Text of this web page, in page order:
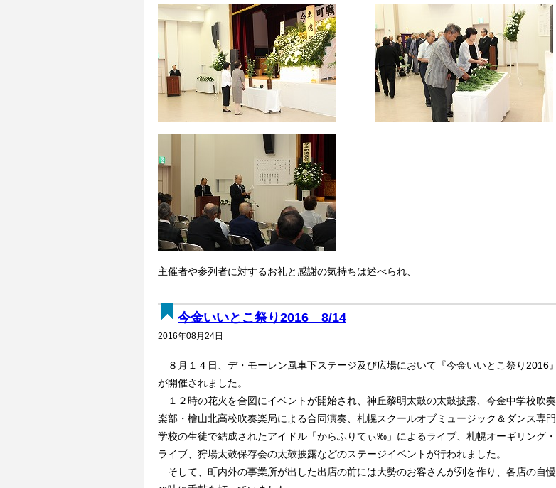
主催者や参列者に対するお礼と感謝の気持ちは述べられ、
今金いいとこ祭り2016 8/14
2016年08月24日
８月１４日、デ・モーレン風車下ステージ及び広場において『今金いいとこ祭り2016』
が開催されました。
１２時の花火を合図にイベントが開始され、神丘黎明太鼓の太鼓披露、今金中学校吹奏
楽部・檜山北高校吹奏楽局による合同演奏、札幌スクールオブミュージック＆ダンス専門
学校の生徒で結成されたアイドル「からふりてぃ‰」によるライブ、札幌オーギリング・
ライブ、狩場太鼓保存会の太鼓披露などのステージイベントが行われました。
そして、町内外の事業所が出した出店の前には大勢のお客さんが列を作り、各店の自慢